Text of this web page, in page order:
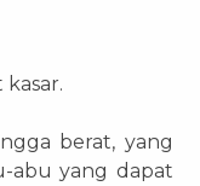
berat, yang
abu yang dapat